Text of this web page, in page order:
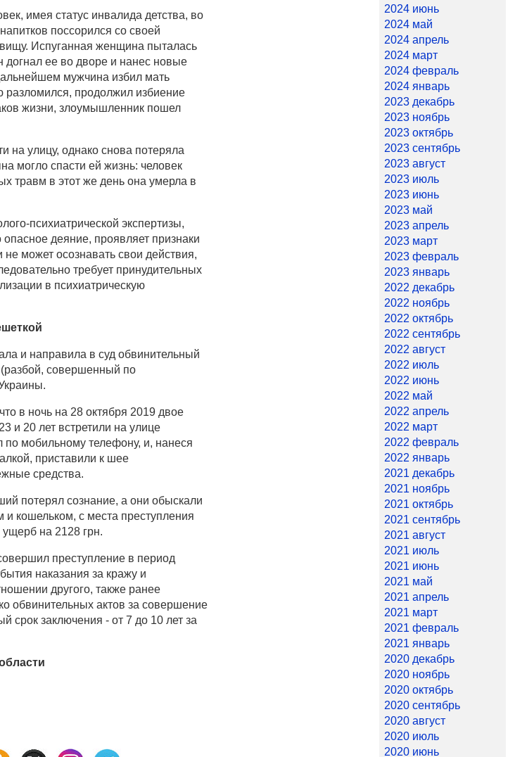
имея статус инвалида детства, во
поссорился со своей
Испуганная женщина пыталась
догнал ее во дворе и нанес новые
мужчина избил мать
разломился, продолжил избиение
жизни, злоумышленник пошел
на улицу, однако снова потеряла
могло спасти ей жизнь: человек
травм в этот же день она умерла в
психиатрической экспертизы,
деяние, проявляет признаки
может осознавать свои действия,
требует принудительных
в психиатрическую
и направила в суд обвинительный
(разбой, совершенный по
в ночь на 28 октября 2019 двое
и 20 лет встретили на улице
по мобильному телефону, и, нанеся
приставили к шее
средства.
потерял сознание, а они обыскали
кошельком, с места преступления
на 2128 грн.
преступление в период
наказания за кражу и
другого, также ранее
обвинительных актов за совершение
срок заключения - от 7 до 10 лет за
2024 июнь
2024 май
2024 апрель
2024 март
2024 февраль
2024 январь
2023 декабрь
2023 ноябрь
2023 октябрь
2023 сентябрь
2023 август
2023 июль
2023 июнь
2023 май
2023 апрель
2023 март
2023 февраль
2023 январь
2022 декабрь
2022 ноябрь
2022 октябрь
2022 сентябрь
2022 август
2022 июль
2022 июнь
2022 май
2022 апрель
2022 март
2022 февраль
2022 январь
2021 декабрь
2021 ноябрь
2021 октябрь
2021 сентябрь
2021 август
2021 июль
2021 июнь
2021 май
2021 апрель
2021 март
2021 февраль
2021 январь
2020 декабрь
2020 ноябрь
2020 октябрь
2020 сентябрь
2020 август
2020 июль
2020 июнь